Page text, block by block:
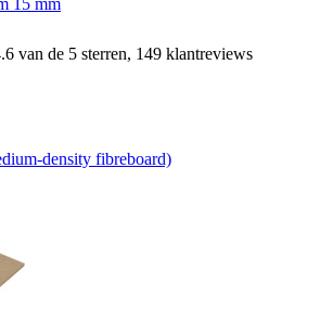
van de 5 sterren, 149 klantreviews
density fibreboard)